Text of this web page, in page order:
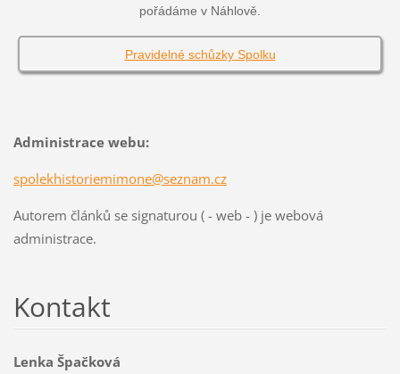
pořádáme v Náhlově.
Pravidelné schůzky Spolku
Administrace webu:
spolekhistoriemimone@seznam.cz
Autorem článků se signaturou ( - web - ) je webová
administrace.
Kontakt
Lenka Špačková